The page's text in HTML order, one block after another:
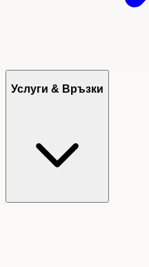
Услуги & Връзки